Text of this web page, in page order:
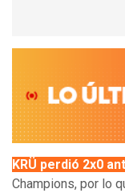
KRÜ perdió 2x0
Champions, por lo